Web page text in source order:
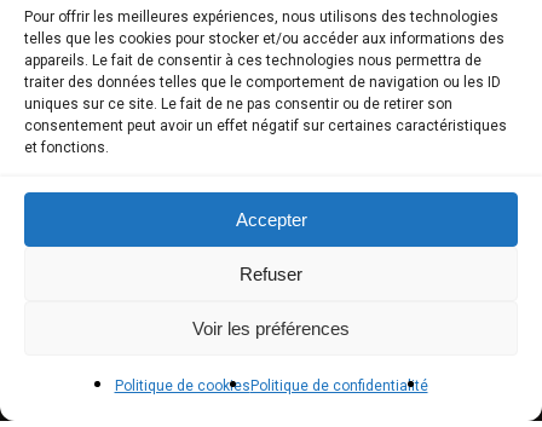
Pour offrir les meilleures expériences, nous utilisons des technologies
telles que les cookies pour stocker et/ou accéder aux informations des
appareils. Le fait de consentir à ces technologies nous permettra de
traiter des données telles que le comportement de navigation ou les ID
uniques sur ce site. Le fait de ne pas consentir ou de retirer son
consentement peut avoir un effet négatif sur certaines caractéristiques
et fonctions.
Accepter
Refuser
Voir les préférences
Politique de cookies Politique de confidentialité
COMPTE CLIENT
Boutique
Mon compte
Modes de paiement
Conditions générales de vente